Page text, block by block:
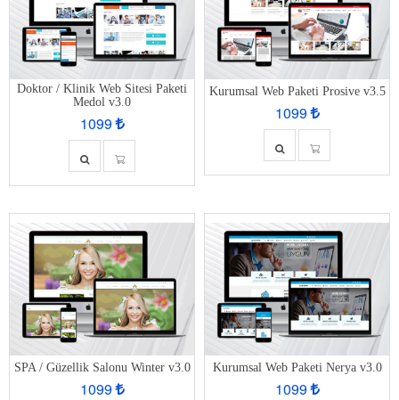
Doktor / Klinik Web Sitesi Paketi
Medol v3.0
1099
Kurumsal Web Paketi Prosive v3.5
1099
SPA / Güzellik Salonu Winter v3.0
1099
Kurumsal Web Paketi Nerya v3.0
1099